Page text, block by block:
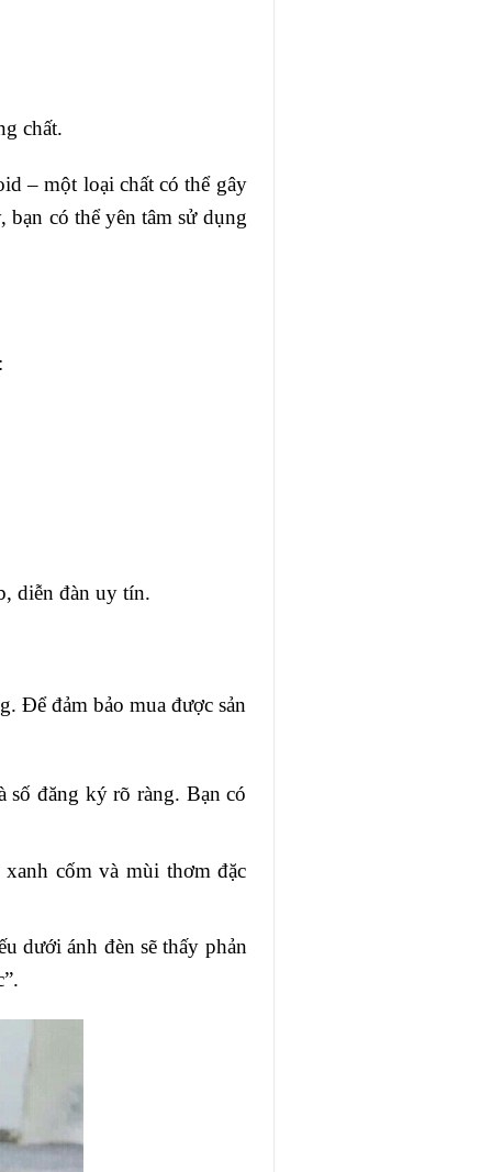
chất.
– một loại chất có thể gây
bạn có thể yên tâm sử dụng
diễn đàn uy tín.
Để đảm bảo mua được sản
số đăng ký rõ ràng. Bạn có
cốm và mùi thơm đặc
dưới ánh đèn sẽ thấy phản